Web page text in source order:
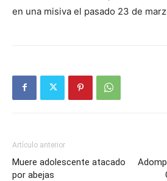
en una misiva el pasado 23 de
Artículo anterior
Muere adolescente atacado
por abejas